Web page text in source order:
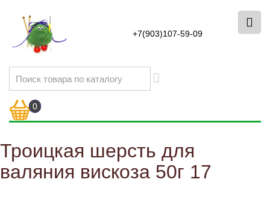
+7(903)107-59-09
0
Троицкая шерсть для
валяния вискоза 50г 17